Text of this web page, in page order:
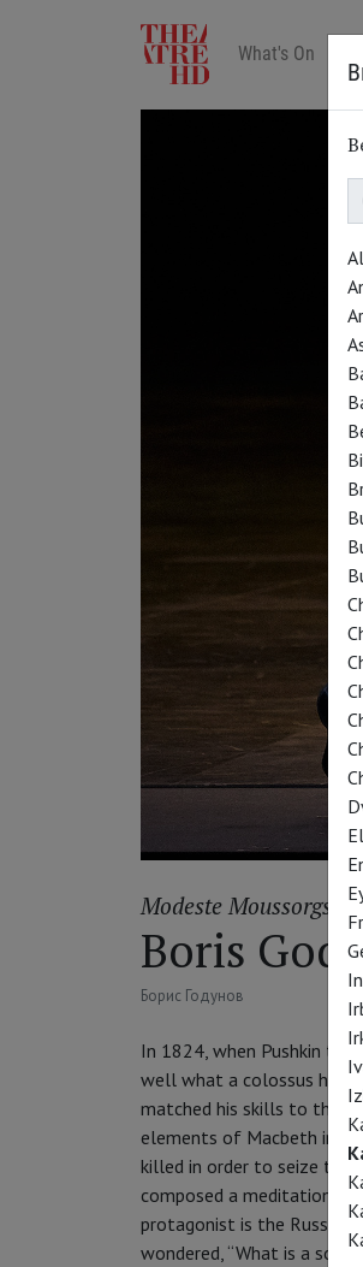
What's On
Modeste Moussorgski
Boris
Борис Годунов
In 1824, when Pushkin
well what a colossus he
matched his skills to the
elements of Macbeth in
killed in order to seize the
composed a meditation
protagonist is the Russian
wondered, “What is a